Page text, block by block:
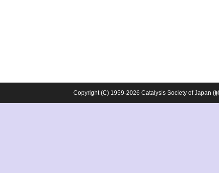
Copyright (C) 1959-2026 Catalysis Society of Japan (